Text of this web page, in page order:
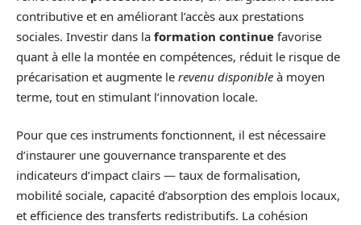
contributive et en améliorant l’accès aux prestations
sociales. Investir dans la formation continue favorise
quant à elle la montée en compétences, réduit le risque de
précarisation et augmente le revenu disponible à moyen
terme, tout en stimulant l’innovation locale.
Pour que ces instruments fonctionnent, il est nécessaire
d’instaurer une gouvernance transparente et des
indicateurs d’impact clairs — taux de formalisation,
mobilité sociale, capacité d’absorption des emplois locaux,
et efficience des transferts redistributifs. La cohésion